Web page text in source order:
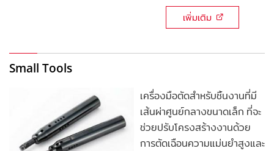
เพิ่มเติม
Small Tools
เครื่องมือตัดสำหรับชิ้นงานที่มี
เส้นผ่าศูนย์กลางขนาดเล็ก ที่จะ
ช่วยปรับโครงสร้างงานด้วย
การตัดเฉือนความแม่นยำสูงและ